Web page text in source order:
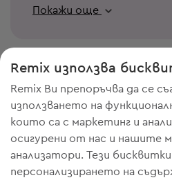
Покажи още
ИМАШ НУЖДА
Remix използва
Remix Ви препоръчва да се
използването на
които са с маркетинг и
осигурени от нас и нашите
анализатори. Тези
персонализирането на